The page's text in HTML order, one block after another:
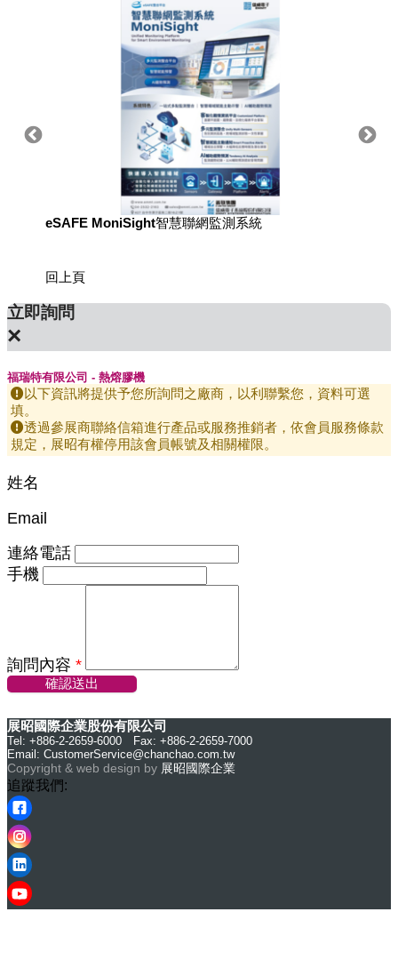
eSAFE MoniSight智慧聯網監測系統
回上頁
立即詢問
×
福瑞特有限公司 - 熱熔膠機
以下資訊將提供予您所詢問之廠商，以利聯繫您，資料可選
填。
透過參展商聯絡信箱進行產品或服務推銷者，依會員服務條款
規定，展昭有權停用該會員帳號及相關權限。
姓名
Email
連絡電話
手機
詢問內容 *
確認送出
展昭國際企業股份有限公司
Tel: +886-2-2659-6000 Fax: +886-2-2659-7000
Email: CustomerService@chanchao.com.tw
Copyright & web design by 展昭國際企業
追蹤我們: